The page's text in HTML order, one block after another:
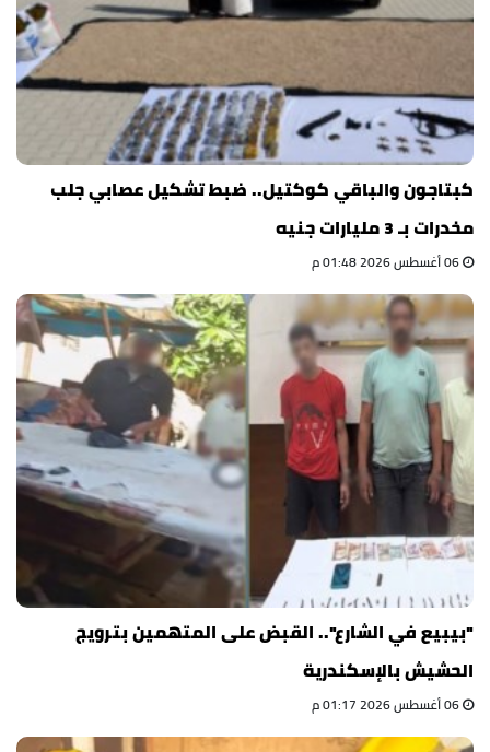
كبتاجون والباقي كوكتيل.. ضبط تشكيل عصابي جلب
مخدرات بـ 3 مليارات جنيه
"بيبيع في الشارع".. القبض على المتهمين بترويج
الحشيش بالإسكندرية